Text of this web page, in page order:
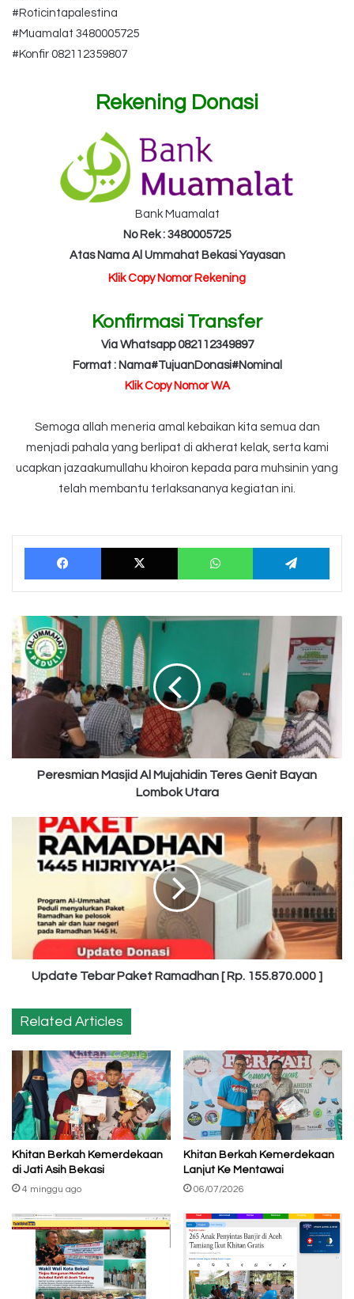
#Roticintapalestina
#Muamalat 3480005725
#Konfir 082112359807
Rekening Donasi
Bank Muamalat
No Rek : 3480005725
Atas Nama Al Ummahat Bekasi Yayasan
Klik Copy Nomor Rekening
Konfirmasi Transfer
Via Whatsapp 082112349897
Format : Nama#TujuanDonasi#Nominal
Klik Copy Nomor WA
Semoga allah meneria amal kebaikan kita semua dan
menjadi pahala yang berlipat di akherat kelak, serta kami
ucapkan jazaakumullahu khoiron kepada para muhsinin yang
telah membantu terlaksananya kegiatan ini.
Facebook X WhatsApp
Peresmian
Masjid
Al
Mujahidin
Teres
Genit
Utara
Peresmian Masjid Al Mujahidin Teres Genit Bayan
Lombok Utara
Update
Paket
Ramadhan
155.870.000
Update Tebar Paket Ramadhan [ Rp. 155.870.000 ]
Related Articles
Khitan Berkah Kemerdekaan
di Jati Asih Bekasi
4 minggu ago
Khitan Berkah Kemerdekaan
Lanjut Ke Mentawai
06/07/2026